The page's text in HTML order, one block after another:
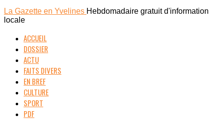
La Gazette en Yvelines Hebdomadaire gratuit d'information
locale
ACCUEIL
DOSSIER
ACTU
FAITS DIVERS
EN BREF
CULTURE
SPORT
PDF